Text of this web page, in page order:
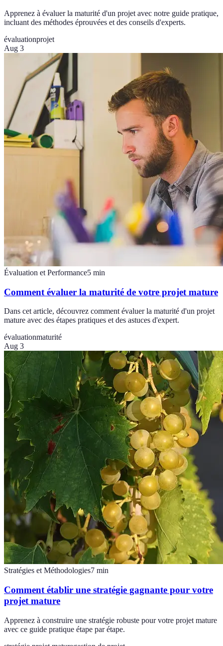
Apprenez à évaluer la maturité d'un projet avec notre guide pratique,
incluant des méthodes éprouvées et des conseils d'experts.
évaluationprojet
Aug 3
Évaluation et Performance5 min
Comment évaluer la maturité de votre projet mature
Dans cet article, découvrez comment évaluer la maturité d'un projet
mature avec des étapes pratiques et des astuces d'expert.
évaluationmaturité
Aug 3
Stratégies et Méthodologies7 min
Comment établir une stratégie gagnante pour votre
projet mature
Apprenez à construire une stratégie robuste pour votre projet mature
avec ce guide pratique étape par étape.